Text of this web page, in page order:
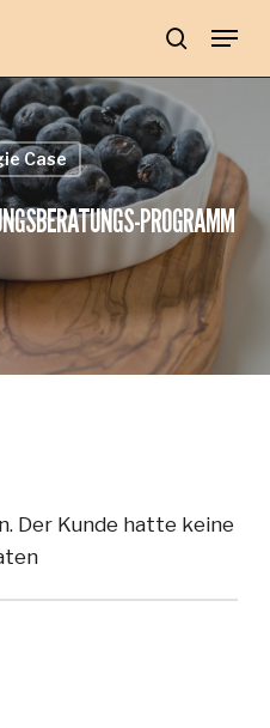
search
Menu
Case
PROGRAMM
Der Kunde hatte keine